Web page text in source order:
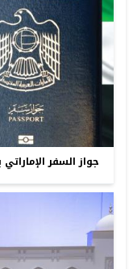
جواز السفر